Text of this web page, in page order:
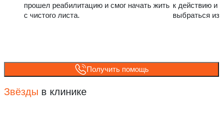
прошел реабилитацию и смог начать жить
с чистого листа.
к действию и
выбраться из
Получить помощь
Звёзды в клинике